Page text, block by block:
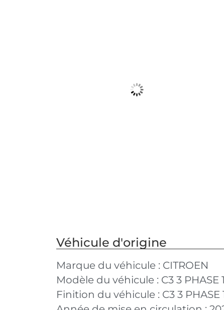
Véhicule d'origine
Marque du véhicule : CITROEN
Modèle du véhicule : C3 3 PHASE 1
Finition du véhicule : C3 3 PHASE